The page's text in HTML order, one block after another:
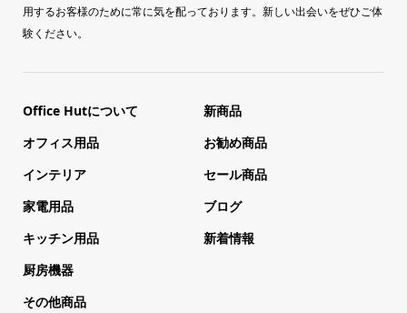
用するお客様のために常に気を配っております。新しい出会いをぜひご体
験ください。
Office Hutについて
オフィス用品
インテリア
家電用品
キッチン用品
厨房機器
その他商品
新商品
お勧め商品
セール商品
ブログ
新着情報